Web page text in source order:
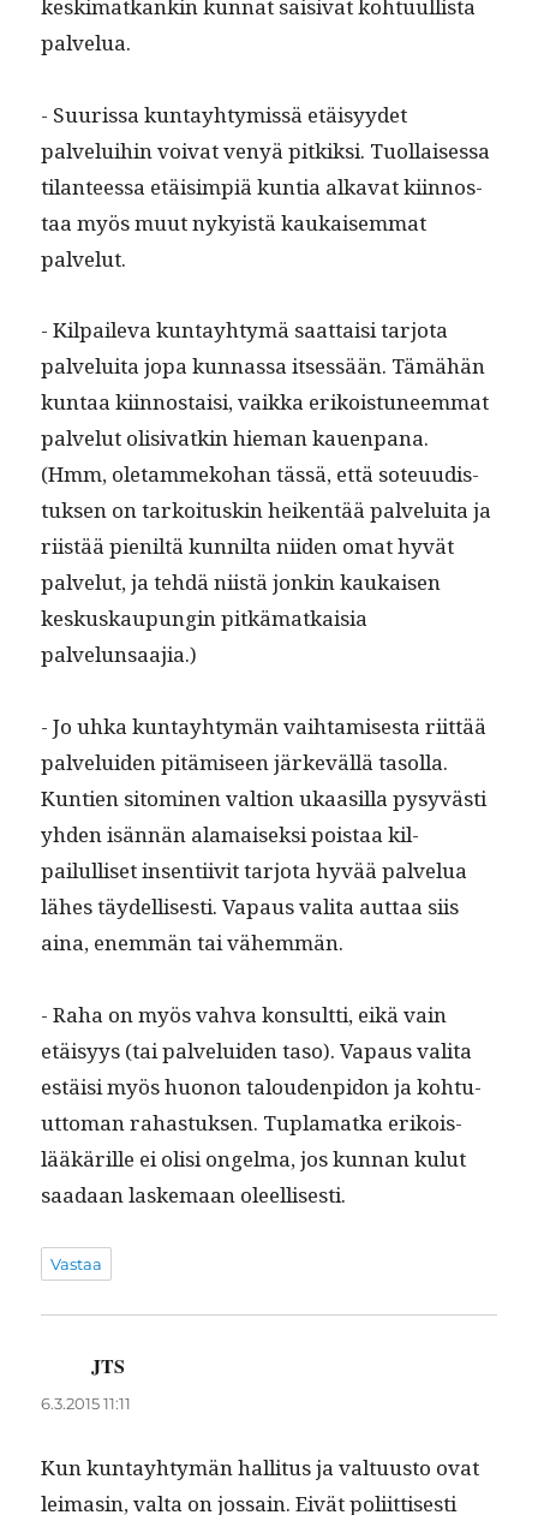
keski­matkankin kun­nat saisi­vat kohtu­ullista
palvelua.
- Suuris­sa kun­tay­htymis­sä etäisyy­det
palvelui­hin voivat venyä pitkik­si. Tuol­laises­sa
tilanteessa etäisimpiä kun­tia alka­vat kiin­nos­
taa myös muut nyky­istä kaukaisem­mat
palvelut.
- Kil­pail­e­va kun­tay­htymä saat­taisi tar­jo­ta
palvelui­ta jopa kun­nas­sa itsessään. Tämähän
kun­taa kiin­nos­taisi, vaik­ka erikois­tuneem­mat
palve­lut oli­si­vatkin hie­man kauen­pana.
(Hmm, ole­tam­meko­han tässä, että soteu­ud­is­
tuk­sen on tarkoi­tuskin heiken­tää palvelui­ta ja
riistää pie­niltä kun­nil­ta niiden omat hyvät
palve­lut, ja tehdä niistä jonkin kaukaisen
keskuskaupun­gin pitkä­matkaisia
palvelunsaajia.)
- Jo uhka kun­tay­htymän vai­h­tamis­es­ta riit­tää
palvelu­iden pitämiseen järkeväl­lä tasol­la.
Kun­tien sit­o­mi­nen val­tion ukaasil­la pysyvästi
yhden isän­nän ala­maisek­si pois­taa kil­
pailulliset insen­ti­iv­it tar­jo­ta hyvää palvelua
läh­es täy­del­lis­es­ti. Vapaus vali­ta aut­taa siis
aina, enem­män tai vähemmän.
- Raha on myös vah­va kon­sult­ti, eikä vain
etäisyys (tai palvelu­iden taso). Vapaus vali­ta
estäisi myös huonon talouden­pidon ja kohtu­
ut­toman rahas­tuk­sen. Tupla­mat­ka erikois­
lääkärille ei olisi ongel­ma, jos kun­nan kulut
saadaan laske­maan oleellisesti.
Vastaa
JTS
6.3.2015 11:11
Kun kun­tay­htymän hal­li­tus ja val­tu­us­to ovat
leimasin, val­ta on jos­sain. Eivät poli­it­tis­es­ti